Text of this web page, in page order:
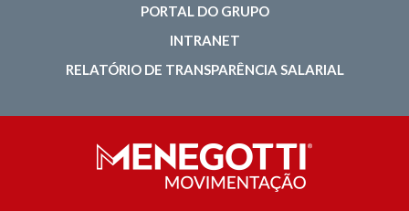
PORTAL DO GRUPO
INTRANET
RELATÓRIO DE TRANSPARÊNCIA SALARIAL